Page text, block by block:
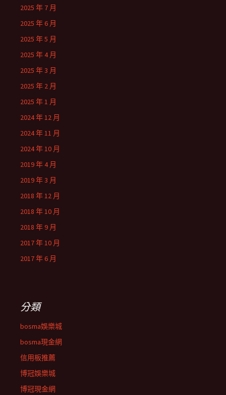
2025 年 7 月
2025 年 6 月
2025 年 5 月
2025 年 4 月
2025 年 3 月
2025 年 2 月
2025 年 1 月
2024 年 12 月
2024 年 11 月
2024 年 10 月
2019 年 4 月
2019 年 3 月
2018 年 12 月
2018 年 10 月
2018 年 9 月
2017 年 10 月
2017 年 6 月
分類
bosma娛樂城
bosma現金網
信用板推薦
博冠娛樂城
博冠現金網